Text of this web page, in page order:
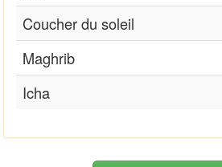
Coucher du soleil
Maghrib
Icha